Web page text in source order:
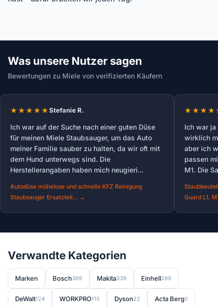
Was unsere Nutzer sagen
Bewertungen zu Miele von verifizierten Käufern
Stefanie R.
Ich war auf der Suche nach einer guten Düse
für meinen Miele Staubsauger, um das Auto
meiner Familie sauber zu halten, da wir oft mit
dem Hund unterwegs sind. Die
Herstellerangaben haben mich neugieri...
Autodüse mühelose und schnelle KFZ Reinigung
Staubsauger Ersatzteil… →
Ich war
wirklich
aber ich
passen
M1. Die
Guard L1,
Verwandte Kategorien
Marken Bosch369 Makita339 Einhell289
DeWalt124 WORKPRO115 Dyson22 Acta Berg0